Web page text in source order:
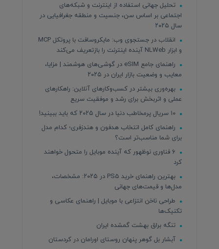
تحلیل جهانی استفاده از اینترنت و شبکه‌های
اجتماعی بر اساس سن، جنسیت و منطقه جغرافیایی در
سال ۲۰۲۵
انقلاب در جستجوی وب: مایکروسافت با پروتکل MCP
و ابزار NLWeb آینده اینترنت را بازتعریف می‌کند
راهنمای جامع eSIM در گوشی‌های هوشمند | مزایا،
معایب و وضعیت بازار ایران در ۲۰۲۵
بهره‌وری بیشتر در کسب‌وکارهای آنلاین: راهکارهای
عملی و اثربخش برای رشد و موفقیت سریع
راهنمای کامل انتخاب هدفون و هندزفری؛ کدام مدل
برای شما مناسب‌تر است؟
۶ فناوری نوظهور که آینده موبایل را متحول خواهند
کرد
بهترین راهنمای خرید PS5 در ۲۰۲۵: مشخصات،
مدل‌ها و قیمت‌های جهانی
طراحی ناخن انتزاعی با موبایل | راهنمای عکاسی و
تکنیک‌ها
تنگه براق بهشت گمشده ایران
آبشار بل گوهر پنهان روستای اورامان در کردستان